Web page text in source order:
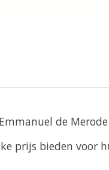
de
prijs bieden